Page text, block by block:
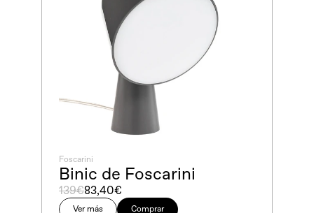
Ver más Comprar
Foscarini
Binic de Foscarini
83,40€
139€